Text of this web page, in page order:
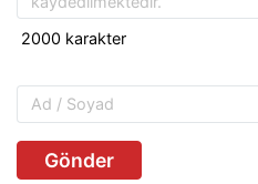
Gönder